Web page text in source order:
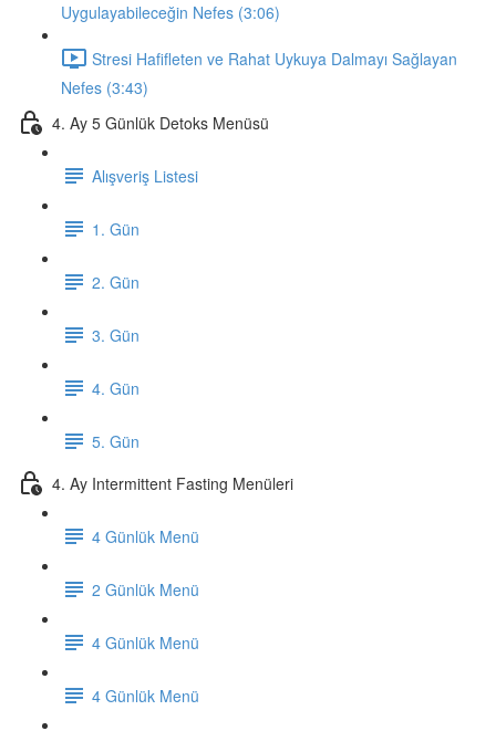
Uygulayabileceğin Nefes (3:06)
Stresi Hafifleten ve Rahat Uykuya Dalmayı Sağlayan
Nefes (3:43)
4. Ay 5 Günlük Detoks Menüsü
Alışveriş Listesi
1. Gün
2. Gün
3. Gün
4. Gün
5. Gün
4. Ay Intermittent Fasting Menüleri
4 Günlük Menü
2 Günlük Menü
4 Günlük Menü
4 Günlük Menü